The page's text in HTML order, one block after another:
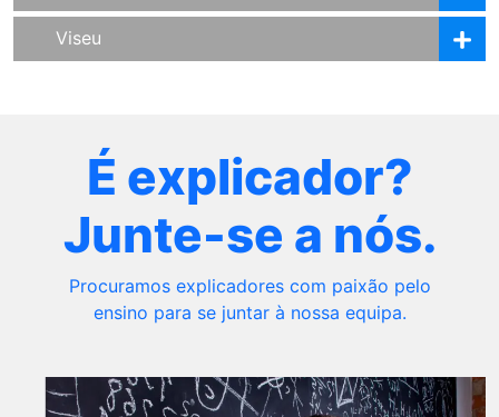
Viseu
É explicador?
Junte-se a nós.
Procuramos explicadores com paixão pelo
ensino para se juntar à nossa equipa.